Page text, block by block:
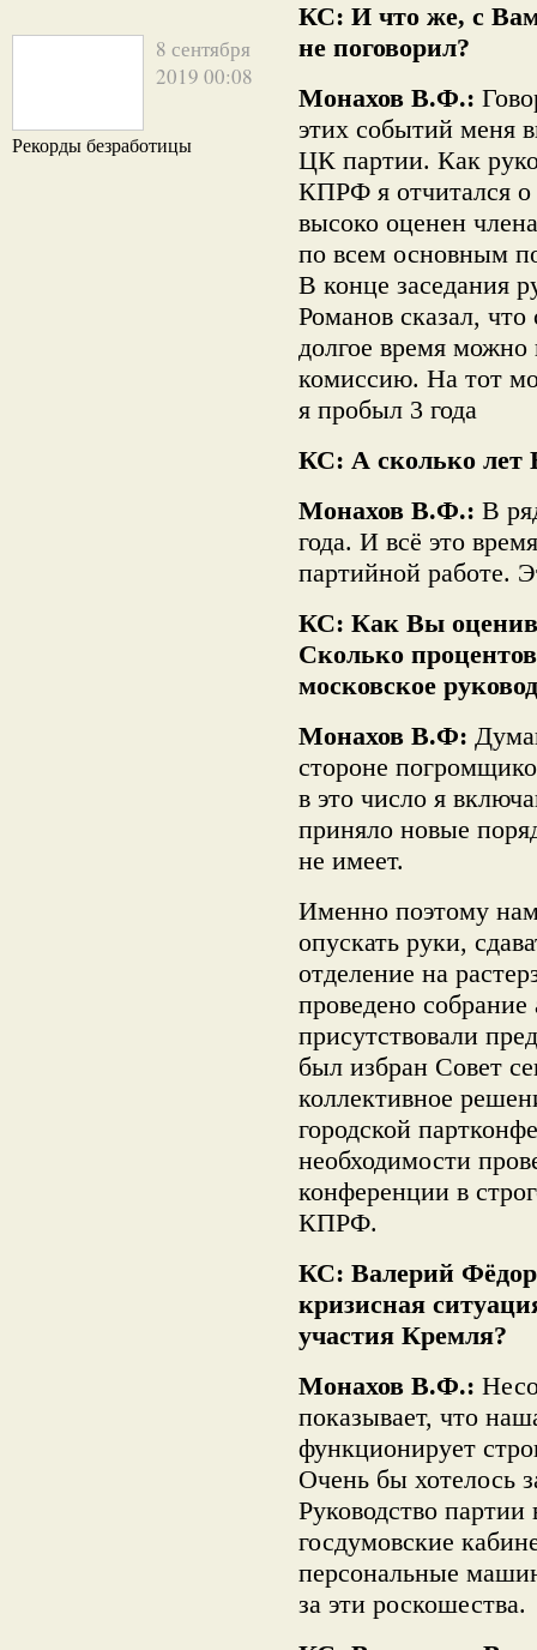
8 сентября
2019 00:08
Рекорды безработицы
КС: И что же, с
не поговорил?
Монахов В.Ф.:
этих событий меня
ЦК партии. Как
КПРФ я отчитался о
высоко оценен
по всем основным
В конце заседания
Романов сказал,
долгое время можно
комиссию. На тот
я пробыл 3 года
КС: А сколько лет
Монахов В.Ф.: В
года. И всё это
партийной работе.
КС: Как Вы
Сколько
московское
Монахов В.Ф:
стороне
в это число я
приняло новые
не имеет.
Именно поэтому
опускать руки,
отделение на
проведено
присутствовали
был избран Совет
коллективное
городской
необходимости
конференции в
КПРФ.
КС: Валерий
кризисная
участия Кремля?
Монахов В.Ф.:
показывает, что
функционирует
Очень бы хотелось
Руководство
госдумовские
персональные
за эти роскошества.